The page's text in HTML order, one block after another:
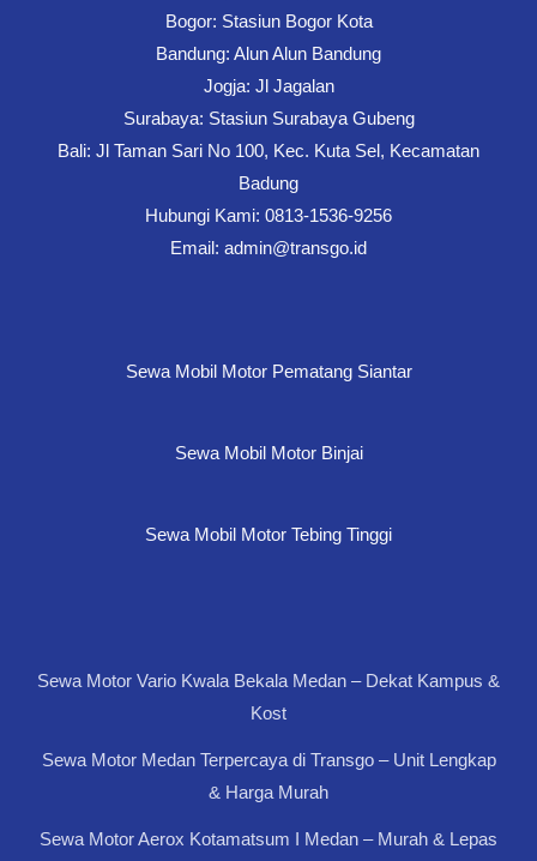
Bogor: Stasiun Bogor Kota
Bandung: Alun Alun Bandung
Jogja: Jl Jagalan
Surabaya: Stasiun Surabaya Gubeng
Bali: Jl Taman Sari No 100, Kec. Kuta Sel, Kecamatan
Badung
Hubungi Kami: 0813-1536-9256
Email: admin@transgo.id
Sewa Mobil Motor Pematang Siantar
Sewa Mobil Motor Binjai
Sewa Mobil Motor Tebing Tinggi
Sewa Motor Vario Kwala Bekala Medan – Dekat Kampus &
Kost
Sewa Motor Medan Terpercaya di Transgo – Unit Lengkap
& Harga Murah
Sewa Motor Aerox Kotamatsum I Medan – Murah & Lepas